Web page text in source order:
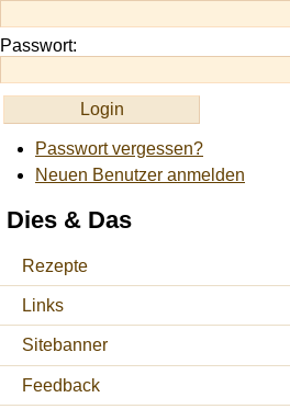
Passwort:
Passwort vergessen?
Neuen Benutzer anmelden
Dies & Das
Rezepte
Links
Sitebanner
Feedback